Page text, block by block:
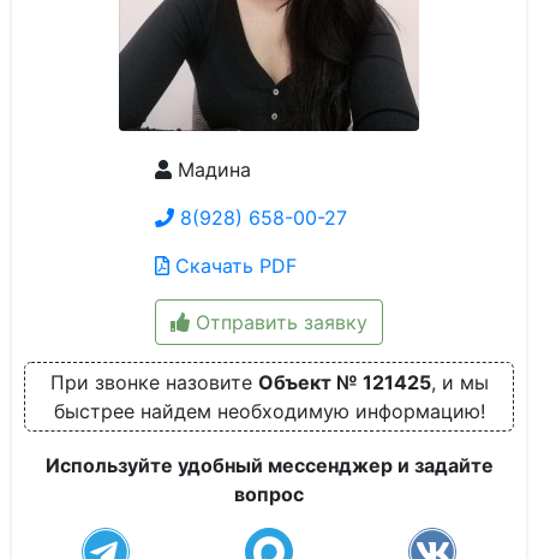
Мадина
8(928) 658-00-27
Скачать PDF
Отправить заявку
При звонке назовите Объект № 121425, и мы
быстрее найдем необходимую информацию!
Используйте удобный мессенджер и задайте
вопрос